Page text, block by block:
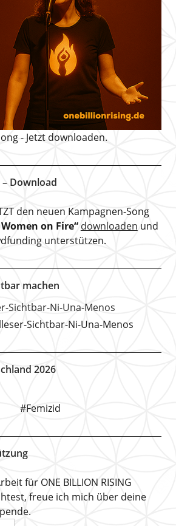
- Jetzt downloaden.
Download
den neuen Kampagnen-Song
on Fire“ downloaden und
unterstützen.
machen
Sichtbar-Ni-Una-Menos
2026
#Femizid
für ONE BILLION RISING
freue ich mich über deine